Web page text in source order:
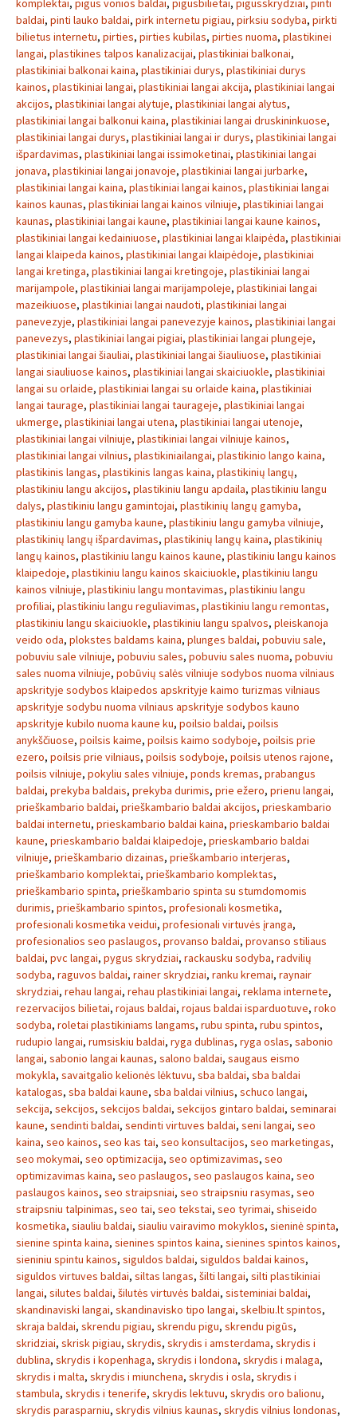
komplektai, pigus vonios baldai, pigusbilietai, pigusskrydziai, pinti
baldai, pinti lauko baldai, pirk internetu pigiau, pirksiu sodyba, pirkti
bilietus internetu, pirties, pirties kubilas, pirties nuoma, plastikinei
langai, plastikines talpos kanalizacijai, plastikiniai balkonai,
plastikiniai balkonai kaina, plastikiniai durys, plastikiniai durys
kainos, plastikiniai langai, plastikiniai langai akcija, plastikiniai langai
akcijos, plastikiniai langai alytuje, plastikiniai langai alytus,
plastikiniai langai balkonui kaina, plastikiniai langai druskininkuose,
plastikiniai langai durys, plastikiniai langai ir durys, plastikiniai langai
išpardavimas, plastikiniai langai issimoketinai, plastikiniai langai
jonava, plastikiniai langai jonavoje, plastikiniai langai jurbarke,
plastikiniai langai kaina, plastikiniai langai kainos, plastikiniai langai
kainos kaunas, plastikiniai langai kainos vilniuje, plastikiniai langai
kaunas, plastikiniai langai kaune, plastikiniai langai kaune kainos,
plastikiniai langai kedainiuose, plastikiniai langai klaipėda, plastikiniai
langai klaipeda kainos, plastikiniai langai klaipėdoje, plastikiniai
langai kretinga, plastikiniai langai kretingoje, plastikiniai langai
marijampole, plastikiniai langai marijampoleje, plastikiniai langai
mazeikiuose, plastikiniai langai naudoti, plastikiniai langai
panevezyje, plastikiniai langai panevezyje kainos, plastikiniai langai
panevezys, plastikiniai langai pigiai, plastikiniai langai plungeje,
plastikiniai langai šiauliai, plastikiniai langai šiauliuose, plastikiniai
langai siauliuose kainos, plastikiniai langai skaiciuokle, plastikiniai
langai su orlaide, plastikiniai langai su orlaide kaina, plastikiniai
langai taurage, plastikiniai langai taurageje, plastikiniai langai
ukmerge, plastikiniai langai utena, plastikiniai langai utenoje,
plastikiniai langai vilniuje, plastikiniai langai vilniuje kainos,
plastikiniai langai vilnius, plastikiniailangai, plastikinio lango kaina,
plastikinis langas, plastikinis langas kaina, plastikinių langų,
plastikiniu langu akcijos, plastikiniu langu apdaila, plastikiniu langu
dalys, plastikiniu langu gamintojai, plastikinių langų gamyba,
plastikiniu langu gamyba kaune, plastikiniu langu gamyba vilniuje,
plastikinių langų išpardavimas, plastikinių langų kaina, plastikinių
langų kainos, plastikiniu langu kainos kaune, plastikiniu langu kainos
klaipedoje, plastikiniu langu kainos skaiciuokle, plastikiniu langu
kainos vilniuje, plastikiniu langu montavimas, plastikiniu langu
profiliai, plastikiniu langu reguliavimas, plastikiniu langu remontas,
plastikiniu langu skaiciuokle, plastikiniu langu spalvos, pleiskanoja
veido oda, plokstes baldams kaina, plunges baldai, pobuviu sale,
pobuviu sale vilniuje, pobuviu sales, pobuviu sales nuoma, pobuviu
sales nuoma vilniuje, pobūvių salės vilniuje sodybos nuoma vilniaus
apskrityje sodybos klaipedos apskrityje kaimo turizmas vilniaus
apskrityje sodybu nuoma vilniaus apskrityje sodybos kauno
apskrityje kubilo nuoma kaune ku, poilsio baldai, poilsis
anykščiuose, poilsis kaime, poilsis kaimo sodyboje, poilsis prie
ezero, poilsis prie vilniaus, poilsis sodyboje, poilsis utenos rajone,
poilsis vilniuje, pokyliu sales vilniuje, ponds kremas, prabangus
baldai, prekyba baldais, prekyba durimis, prie ežero, prienu langai,
prieškambario baldai, prieškambario baldai akcijos, prieskambario
baldai internetu, prieskambario baldai kaina, prieskambario baldai
kaune, prieskambario baldai klaipedoje, prieskambario baldai
vilniuje, prieškambario dizainas, prieškambario interjeras,
prieškambario komplektai, prieškambario komplektas,
prieškambario spinta, prieškambario spinta su stumdomomis
durimis, prieškambario spintos, profesionali kosmetika,
profesionali kosmetika veidui, profesionali virtuvės įranga,
profesionalios seo paslaugos, provanso baldai, provanso stiliaus
baldai, pvc langai, pygus skrydziai, rackausku sodyba, radvilių
sodyba, raguvos baldai, rainer skrydziai, ranku kremai, raynair
skrydziai, rehau langai, rehau plastikiniai langai, reklama internete,
rezervacijos bilietai, rojaus baldai, rojaus baldai isparduotuve, roko
sodyba, roletai plastikiniams langams, rubu spinta, rubu spintos,
rudupio langai, rumsiskiu baldai, ryga dublinas, ryga oslas, sabonio
langai, sabonio langai kaunas, salono baldai, saugaus eismo
mokykla, savaitgalio kelionės lėktuvu, sba baldai, sba baldai
katalogas, sba baldai kaune, sba baldai vilnius, schuco langai,
sekcija, sekcijos, sekcijos baldai, sekcijos gintaro baldai, seminarai
kaune, sendinti baldai, sendinti virtuves baldai, seni langai, seo
kaina, seo kainos, seo kas tai, seo konsultacijos, seo marketingas,
seo mokymai, seo optimizacija, seo optimizavimas, seo
optimizavimas kaina, seo paslaugos, seo paslaugos kaina, seo
paslaugos kainos, seo straipsniai, seo straipsniu rasymas, seo
straipsniu talpinimas, seo tai, seo tekstai, seo tyrimai, shiseido
kosmetika, siauliu baldai, siauliu vairavimo mokyklos, sieninė spinta,
sienine spinta kaina, sienines spintos kaina, sienines spintos kainos,
sieniniu spintu kainos, siguldos baldai, siguldos baldai kainos,
siguldos virtuves baldai, siltas langas, šilti langai, silti plastikiniai
langai, silutes baldai, šilutės virtuvės baldai, sisteminiai baldai,
skandinaviski langai, skandinavisko tipo langai, skelbiu.lt spintos,
skraja baldai, skrendu pigiau, skrendu pigu, skrendu pigūs,
skridziai, skrisk pigiau, skrydis, skrydis i amsterdama, skrydis i
dublina, skrydis i kopenhaga, skrydis i londona, skrydis i malaga,
skrydis i malta, skrydis i miunchena, skrydis i osla, skrydis i
stambula, skrydis i tenerife, skrydis lektuvu, skrydis oro balionu,
skrydis parasparniu, skrydis vilnius kaunas, skrydis vilnius londonas,